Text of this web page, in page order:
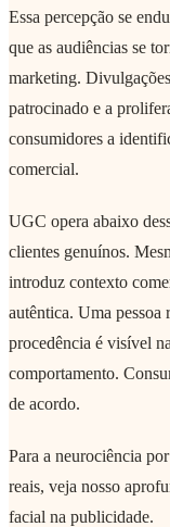
Essa percepção se
que as audiências se
marketing.
patrocinado e a
consumidores a
comercial.
UGC opera abaixo
clientes genuínos.
introduz contexto
autêntica. Uma pessoa
procedência é visível
comportamento.
de acordo.
Para a neurociência
reais, veja nosso
facial na publicidade.